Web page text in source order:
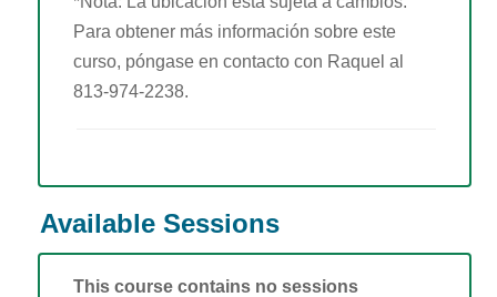
Para obtener más información sobre este
curso, póngase en contacto con Raquel al
813-974-2238.
Available Sessions
This course contains no sessions